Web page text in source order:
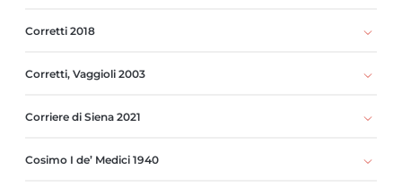
Corretti 2018
Corretti, Vaggioli 2003
Corriere di Siena 2021
Cosimo I de’ Medici 1940